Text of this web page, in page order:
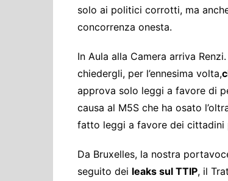
solo ai politici corrotti, ma
concorrenza onesta.
In Aula alla Camera arriva
chiedergli, per l’ennesima volta,
approva solo leggi a favore di
causa al M5S che ha osato
fatto leggi a favore dei cittadini
Da Bruxelles, la nostra
seguito dei leaks sul TTIP, il